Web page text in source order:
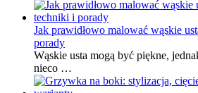
Jak prawidłowo malować wąskie
porady
Wąskie usta mogą być piękne,
nieco …